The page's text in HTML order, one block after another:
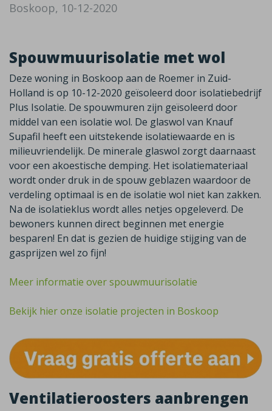
Boskoop, 10-12-2020
Spouwmuurisolatie met wol
Deze woning in Boskoop aan de Roemer in Zuid-
Holland is op 10-12-2020 geïsoleerd door isolatiebedrijf
Plus Isolatie. De spouwmuren zijn geïsoleerd door
middel van een isolatie wol. De glaswol van Knauf
Supafil heeft een uitstekende isolatiewaarde en is
milieuvriendelijk. De minerale glaswol zorgt daarnaast
voor een akoestische demping. Het isolatiemateriaal
wordt onder druk in de spouw geblazen waardoor de
verdeling optimaal is en de isolatie wol niet kan zakken.
Na de isolatieklus wordt alles netjes opgeleverd. De
bewoners kunnen direct beginnen met energie
besparen! En dat is gezien de huidige stijging van de
gasprijzen wel zo fijn!
Meer informatie over spouwmuurisolatie
Bekijk hier onze isolatie projecten in Boskoop
Ventilatieroosters aanbrengen